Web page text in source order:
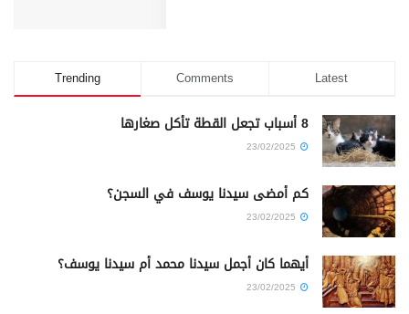
Trending Comments Latest
8 أسباب تجعل القطة تأكل صغارها
كم أمضى سيدنا يوسف في السجن؟
أيهما كان أجمل سيدنا محمد أم سيدنا يوسف؟